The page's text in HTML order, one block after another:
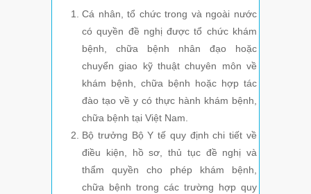
Cá nhân, tổ chức trong và ngoài nước
có quyền đề nghị được tổ chức khám
bệnh, chữa bệnh nhân đạo hoặc
chuyển giao kỹ thuật chuyên môn về
khám bệnh, chữa bệnh hoặc hợp tác
đào tạo về y có thực hành khám bệnh,
chữa bệnh tại Việt Nam.
Bộ trưởng Bộ Y tế quy định chi tiết về
điều kiện, hồ sơ, thủ tục đề nghị và
thẩm quyền cho phép khám bệnh,
chữa bệnh trong các trường hợp quy